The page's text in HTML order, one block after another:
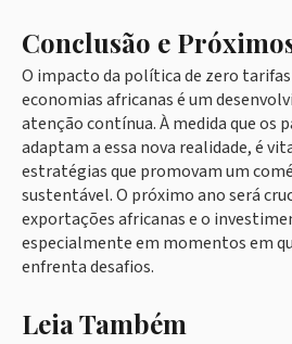
Conclusão e
O impacto da política de zero tarifas
economias africanas é um
atenção contínua. À medida que os
adaptam a essa nova realidade, é
estratégias que promovam um
sustentável. O próximo ano será
exportações africanas e o
especialmente em momentos em
enfrenta desafios.
Leia Também